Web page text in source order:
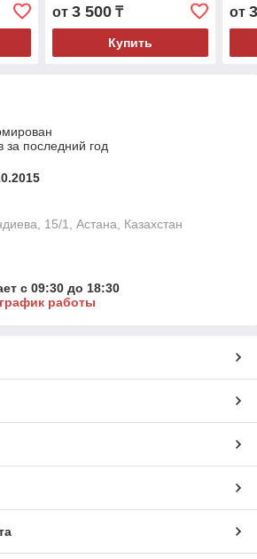
от 3 500₸
Купить
от
за последний год
15/1, Астана, Казахстан
с 09:30 до 18:30
работы